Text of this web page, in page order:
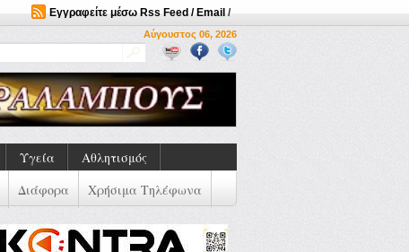
Εγγραφείτε μέσω Rss Feed / Email /
Αύγουστος 06, 2026
Υγεία
Αθλητισμός
Διάφορα Χρήσιμα Τηλέφωνα